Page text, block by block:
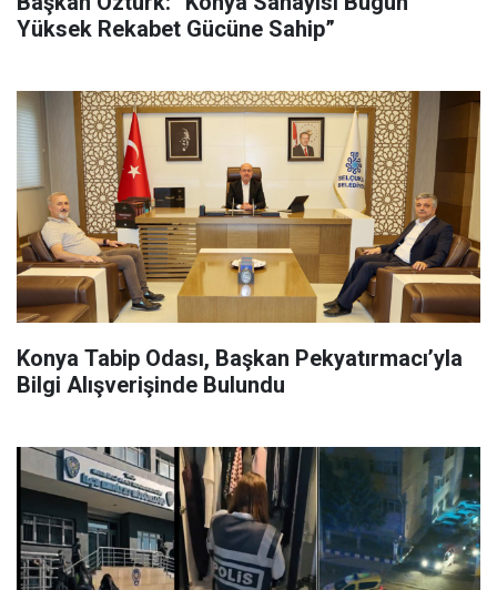
Yüksek Rekabet Gücüne Sahip”
Konya Tabip Odası, Başkan Pekyatırmacı’yla
Bilgi Alışverişinde Bulundu